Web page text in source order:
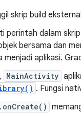
skrip build
perintah dalam
bersama dan
menjadi aplikasi.
MainActivity
. Fungsi